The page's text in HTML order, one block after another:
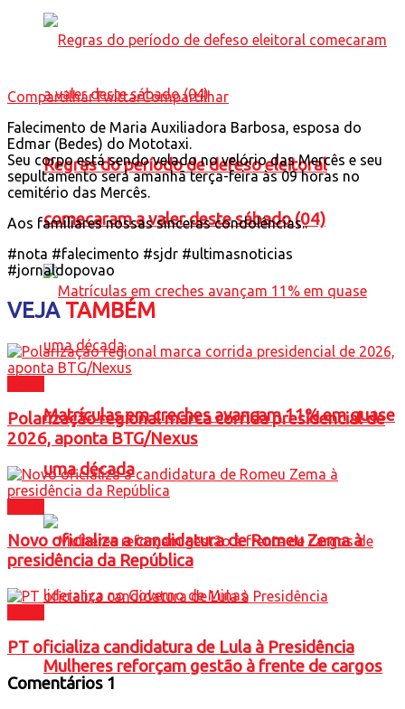
Regras do período de defeso eleitoral
comecaram a valer deste sábado (04)
Matrículas em creches avançam 11% em quase
uma década
Mulheres reforçam gestão à frente de cargos
CompartilharTwittarCompartilhar
Falecimento de Maria Auxiliadora Barbosa, esposa do
Edmar (Bedes) do Mototaxi.
Seu corpo está sendo velado no velório das Mercês e seu
sepultamento será amanhã terça-feira às 09 horas no
cemitério das Mercês.
Aos familiares nossas sinceras condolências..
#nota #falecimento #sjdr #ultimasnoticias
#jornaldopovao
VEJATAMBÉM
Polarização regional marca corrida presidencial de
2026, aponta BTG/Nexus
Novo oficializa a candidatura de Romeu Zema à
presidência da República
PT oficializa candidatura de Lula à Presidência
Comentários 1